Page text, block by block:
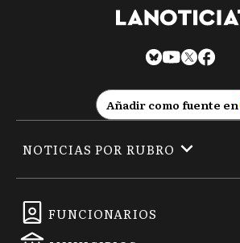
Añadir como fuente en
FUNCIONARIOS
NOTICIAS POR RUBRO